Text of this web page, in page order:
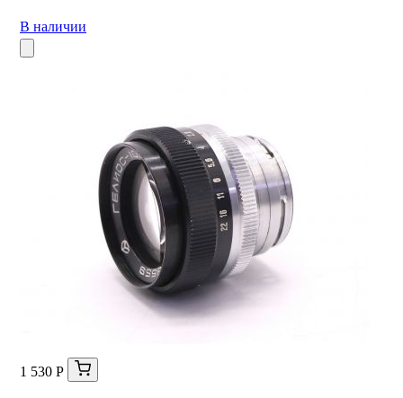
В наличии
1 530 Р